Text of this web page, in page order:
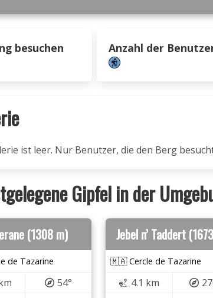
besuchen Anzahl der
ist leer. Nur Benutzer, die den Berg
Gipfel in der
(1308 m)
de Tazarine
54°
Jebel n’ Taddert
🇲🇦 Cercle de Tazarine
4.1 km